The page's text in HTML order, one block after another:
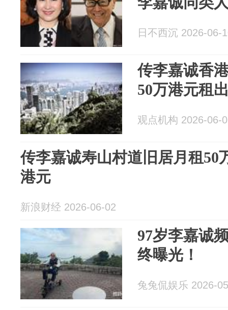
日不西沉 2026-06-
传李嘉诚香
50万港元租
观点机构 2026-06-
传李嘉诚寿山村道旧居月租50
港元
新浪财经 2026-06-02
97岁李嘉诚
终曝光！
兔兔侃娱乐 2026-